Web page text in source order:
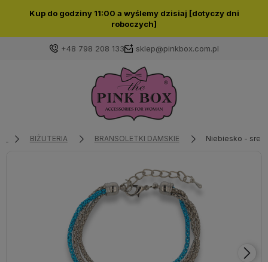
Kup do godziny 11:00 a wyślemy dzisiaj [dotyczy dni
roboczych]
+48 798 208 133 sklep@pinkbox.com.pl
Zaloguj się
Wybierz coś dla siebie z naszej aktualnej oferty lub
zaloguj się, aby przywrócić dodane produkty do listy
BIŻUTERIA BRANSOLETKI DAMSKIE Niebiesko -